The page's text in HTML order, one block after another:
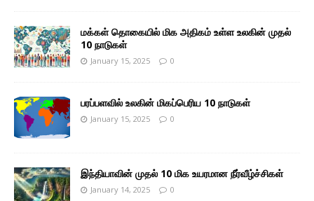
மக்கள் தொகையில் மிக அதிகம் உள்ள உலகின் முதல்
10 நாடுகள்
January 15, 2025 0
பரப்பளவில் உலகின் மிகப்பெரிய 10 நாடுகள்
January 15, 2025 0
இந்தியாவின் முதல் 10 மிக உயரமான நீர்வீழ்ச்சிகள்
January 14, 2025 0